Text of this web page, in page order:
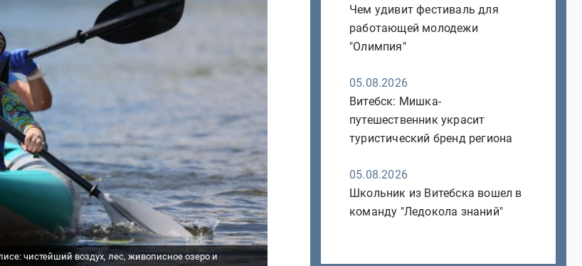
чистейший воздух, лес, живописное озеро и
Чем удивит фестиваль для
работающей молодежи
"Олимпия"
05.08.2026
Витебск: Мишка-
путешественник украсит
туристический бренд региона
05.08.2026
Школьник из Витебска вошел в
команду "Ледокола знаний"